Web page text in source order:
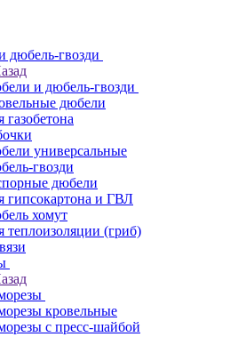
дюбель-гвозди
и дюбель-гвозди
дюбели
газобетона
универсальные
гвозди
дюбели
гипсокартона и ГВЛ
хомут
теплоизоляции (гриб)
кровельные
с пресс-шайбой